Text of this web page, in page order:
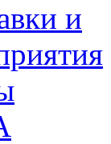
и